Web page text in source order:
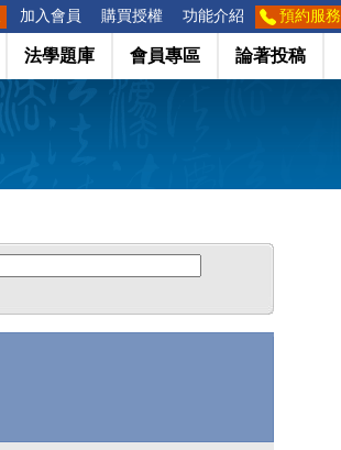
加入會員 購買授權 功能介紹 預約服務
法學題庫 會員專區 論著投稿